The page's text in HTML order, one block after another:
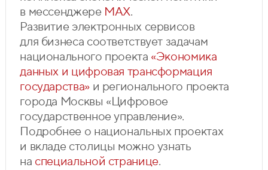
в мессенджере MAX.
Развитие электронных сервисов
для бизнеса соответствует задачам
национального проекта «Экономика
данных и цифровая трансформация
государства»и регионального проекта
города Москвы «Цифровое
государственное управление».
Подробнее о национальных проектах
и вкладе столицы можно узнать
на специальной странице.